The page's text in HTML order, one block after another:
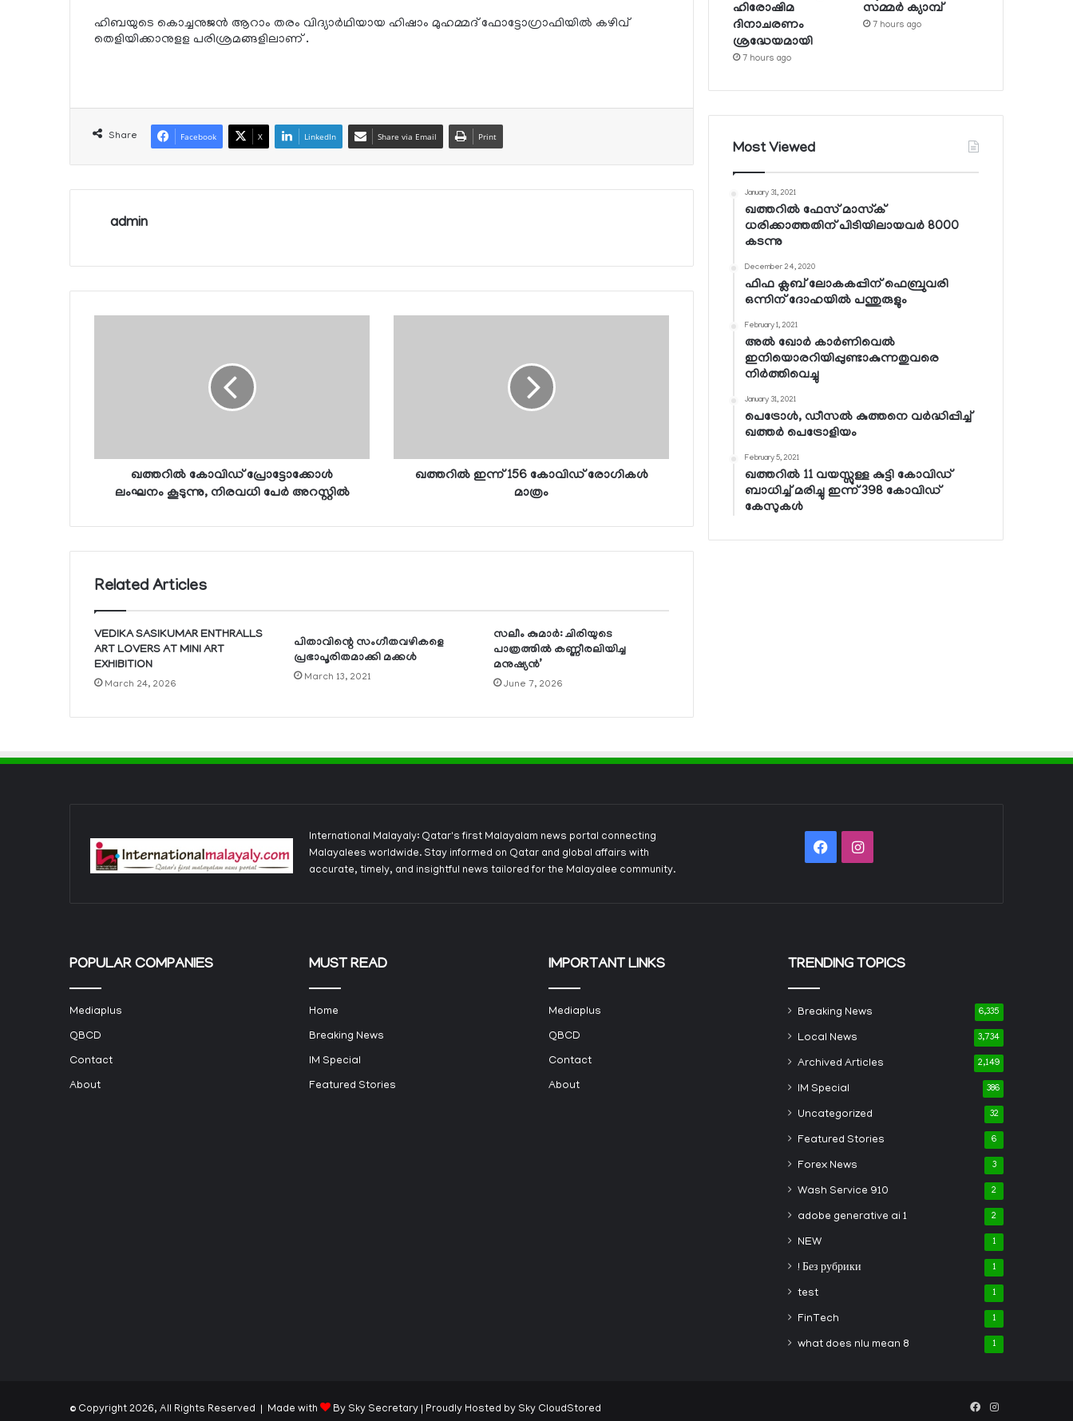
ഹിബയുടെ കൊച്ചനുജന്‍ ആറാം തരം വിദ്യാര്‍ഥിയായ ഹിഷാം മുഹമ്മദ് ഫോട്ടോഗ്രാഫിയില്‍ കഴിവ്
തെളിയിക്കാനുളള പരിശ്രമങ്ങളിലാണ് .
Share Facebook X LinkedIn Share via Email Print
admin
ഖത്തറില്‍ കോവിഡ് പ്രോട്ടോക്കോള്‍
ലംഘനം കൂടുന്നു, നിരവധി പേര്‍ അറസ്റ്റില്‍
ഖത്തറില്‍ ഇന്ന് 156 കോവിഡ് രോഗികള്‍
മാത്രം
Related Articles
VEDIKA SASIKUMAR ENTHRALLS
ART LOVERS AT MINI ART
EXHIBITION
March 24, 2026
പിതാവിന്റെ സംഗീതവഴികളെ
പ്രഭാപൂരിതമാക്കി മക്കള്‍
March 13, 2021
സലീം കുമാര്‍: ചിരിയുടെ
പാത്രത്തില്‍ കണ്ണീരലിയിച്ച
മനുഷ്യന്‍’
June 7, 2026
ഹിരോഷിമ
ദിനാചരണം
ശ്രദ്ധേയമായി
7 hours ago
സമ്മര്‍ ക്യാമ്പ്
7 hours ago
Most Viewed
January 31, 2021
ഖത്തറില്‍ ഫേസ് മാസ്‌ക്
ധരിക്കാത്തതിന് പിടിയിലായവര്‍ 8000
കടന്നു
December 24, 2020
ഫിഫ ക്ലബ് ലോകകപ്പിന് ഫെബ്രുവരി
ഒന്നിന് ദോഹയില്‍ പന്തുരുളും
February 1, 2021
അല്‍ ഖോര്‍ കാര്‍ണിവെല്‍
ഇനിയൊരറിയിപ്പുണ്ടാകുന്നതുവരെ
നിര്‍ത്തിവെച്ചു
January 31, 2021
പെട്രോള്‍, ഡീസല്‍ കുത്തനെ വര്‍ദ്ധിപ്പിച്ച്
ഖത്തര്‍ പെട്രോളിയം
February 5, 2021
ഖത്തറില്‍ 11 വയസ്സുള്ള കുട്ടി കോവിഡ്
ബാധിച്ച് മരിച്ചു ഇന്ന് 398 കോവിഡ്
കേസുകള്‍
International Malayaly: Qatar's first Malayalam news portal connecting
Malayalees worldwide. Stay informed on Qatar and global affairs with
accurate, timely, and insightful news tailored for the Malayalee community.
FacebookInstagram
POPULAR COMPANIES
Mediaplus
QBCD
Contact
About
MUST READ
Home
Breaking News
IM Special
Featured Stories
IMPORTANT LINKS
Mediaplus
QBCD
Contact
About
TRENDING TOPICS
Breaking News 6,335
Local News 3,734
Archived Articles 2,149
IM Special 386
Uncategorized 32
Featured Stories 6
Forex News 3
Wash Service 910 2
adobe generative ai 1 2
NEW 1
! Без рубрики 1
test 1
FinTech 1
what does nlu mean 8 1
© Copyright 2026, All Rights Reserved | Made with By Sky Secretary | Proudly Hosted by Sky CloudStored Facebook
Instagram